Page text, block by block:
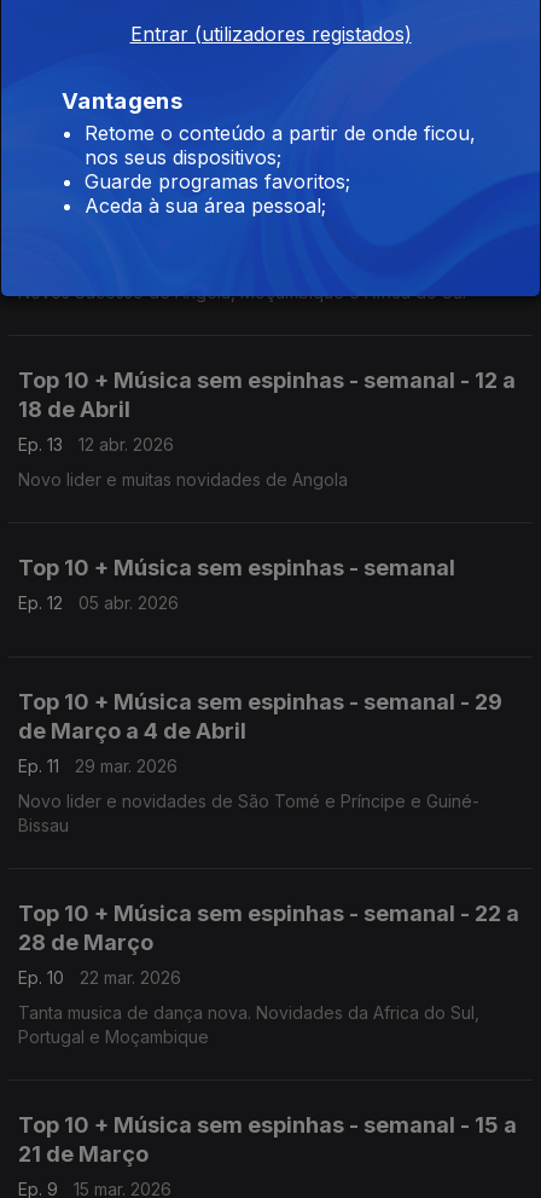
Top 10 + Música sem espinhas - semanal - 26
de Abril a 2 de Maio
Novas lideranças e novidades de Cabo Verde e Moçambique
Top 10 + Música sem espinhas - semanal - 19 a
Novos Sucesso de Angola, Moçambique e Africa do Sul
Top 10 + Música sem espinhas - semanal - 12 a
18 de Abril
Ep. 13
12 abr. 2026
Novo lider e muitas novidades de Angola
Top 10 + Música sem espinhas - semanal
Ep. 12 05 abr. 2026
Top 10 + Música sem espinhas - semanal - 29
de Março a 4 de Abril
Ep. 11
29 mar. 2026
Novo lider e novidades de São Tomé e Príncipe e Guiné-
Bissau
Top 10 + Música sem espinhas - semanal - 22 a
28 de Março
Ep. 10
22 mar. 2026
Tanta musica de dança nova. Novidades da Africa do Sul,
Portugal e Moçambique
Top 10 + Música sem espinhas - semanal - 15 a
21 de Março
Ep. 9
15 mar. 2026
Entrar (utilizadores registados)
Vantagens
Retome o conteúdo a partir de onde ficou,
nos seus dispositivos;
Guarde programas favoritos;
Aceda à sua área pessoal;